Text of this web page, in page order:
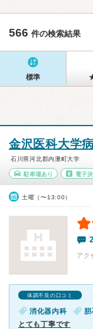
566 件の検索結果
標準
金沢医科大学
石川県河北郡内灘町大学
駐車場あり 電子
土曜（〜13:00）
アク
体調不良の口コミ
消化器内科
とても丁寧です